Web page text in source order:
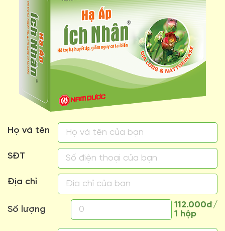
Họ và tên
SĐT
Địa chỉ
Số lượng
112.000đ/
1 hộp